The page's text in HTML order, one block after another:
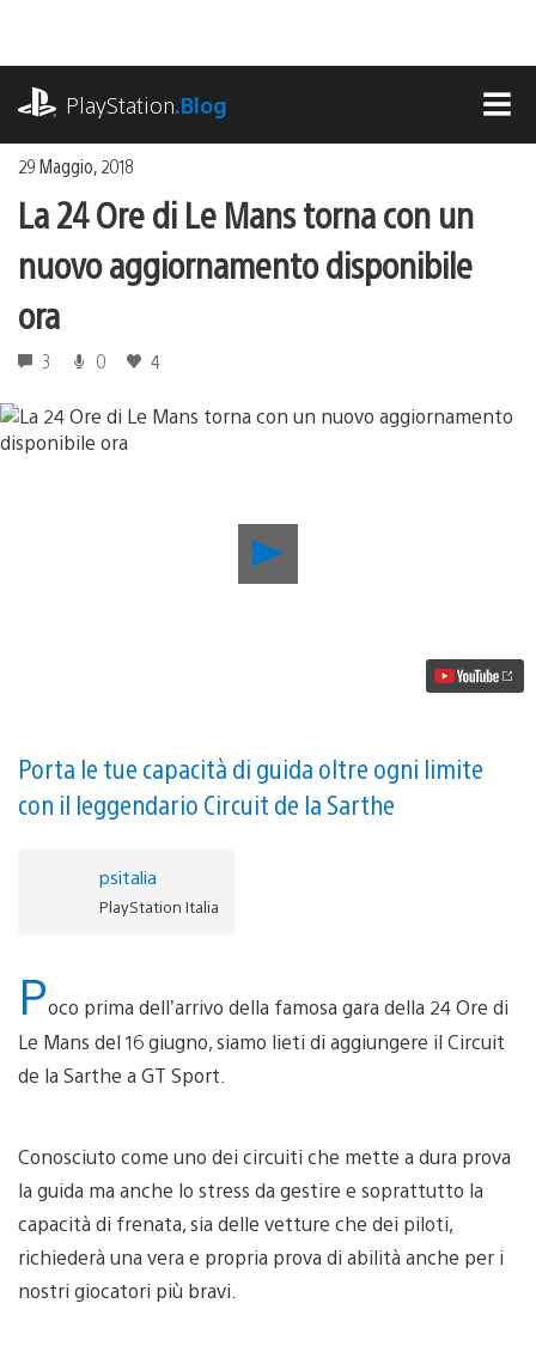
contenuto
PlayStation.Blog
29 Maggio, 2018
La 24 Ore di Le Mans torna con un
nuovo aggiornamento disponibile
ora
3 0 4
La
un
nuovo
aggiornamento
Porta le tue capacità di guida oltre ogni limite
con il leggendario Circuit de la Sarthe
psitalia
PlayStation Italia
Poco prima dell’arrivo della famosa gara della 24 Ore di
Le Mans del 16 giugno, siamo lieti di aggiungere il Circuit
de la Sarthe a GT Sport.
Conosciuto come uno dei circuiti che mette a dura prova
la guida ma anche lo stress da gestire e soprattutto la
capacità di frenata, sia delle vetture che dei piloti,
richiederà una vera e propria prova di abilità anche per i
nostri giocatori più bravi.